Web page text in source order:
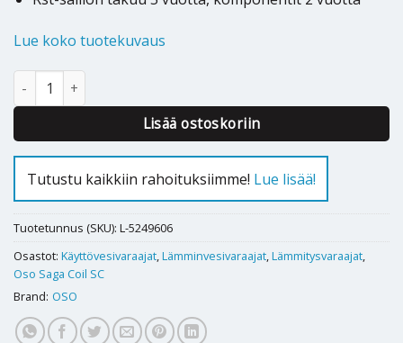
Lue koko tuotekuvaus
Puskurivaraaja Oso Saga Coil SC 200 3kW HX 1,0 määrä
Lisää ostoskoriin
Tutustu kaikkiin rahoituksiimme! Lue lisää!
Tuotetunnus (SKU): L-5249606
Osastot: Käyttövesivaraajat,Lämminvesivaraajat,Lämmitysvaraajat,
Oso Saga Coil SC
Brand: OSO